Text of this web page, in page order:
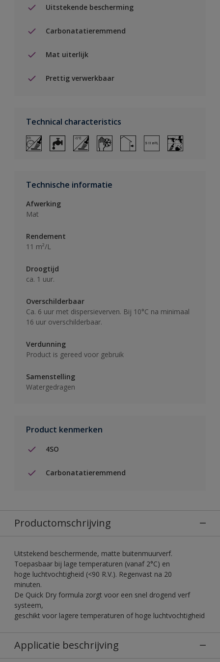
Uitstekende bescherming
Carbonatatieremmend
Mat uiterlijk
Prettig verwerkbaar
Technical characteristics
Technische informatie
Afwerking
Mat
Rendement
11 m²/L
Droogtijd
ca. 1 uur.
Overschilderbaar
Ca. 6 uur met dispersieverven. Bij 10°C na minimaal
16 uur overschilderbaar.
Verdunning
Product is gereed voor gebruik
Samenstelling
Watergedragen
Product kenmerken
4SO
Carbonatatieremmend
Productomschrijving
Uitstekend beschermende, matte buitenmuurverf.
Toepasbaar bij lage temperaturen (vanaf 2°C) en
hoge luchtvochtigheid (<90 R.V.). Regenvast na 20
minuten.
De Quick Dry formula zorgt voor een snel drogend verf
systeem,
geschikt voor lagere temperaturen of hoge luchtvochtigheid
Applicatie beschrijving